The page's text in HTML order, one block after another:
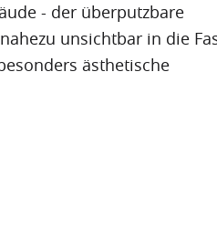
- der überputzbare
unsichtbar in die
ästhetische